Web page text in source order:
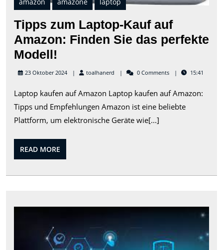
Tipps zum Laptop-Kauf auf
Amazon: Finden Sie das perfekte
Modell!
zum
Kauf
auf
Finden
Sie
das
Modell!
23 Oktober 2024 toalhanerd toalhanerd0 Comments 15:41
Laptop kaufen auf Amazon Laptop kaufen auf Amazon:
Tipps und Empfehlungen Amazon ist eine beliebte
Plattform, um elektronische Geräte wie[...]
READ MORE
MORE
der